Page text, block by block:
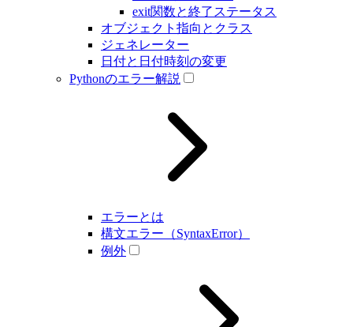
exit関数と終了ステータス
オブジェクト指向とクラス
ジェネレーター
日付と日付時刻の変更
Pythonのエラー解説
エラーとは
構文エラー（SyntaxError）
例外